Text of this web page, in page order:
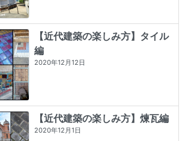
【近代建築の楽しみ方】タイル
編
2020年12月12日
【近代建築の楽しみ方】煉瓦編
2020年12月1日